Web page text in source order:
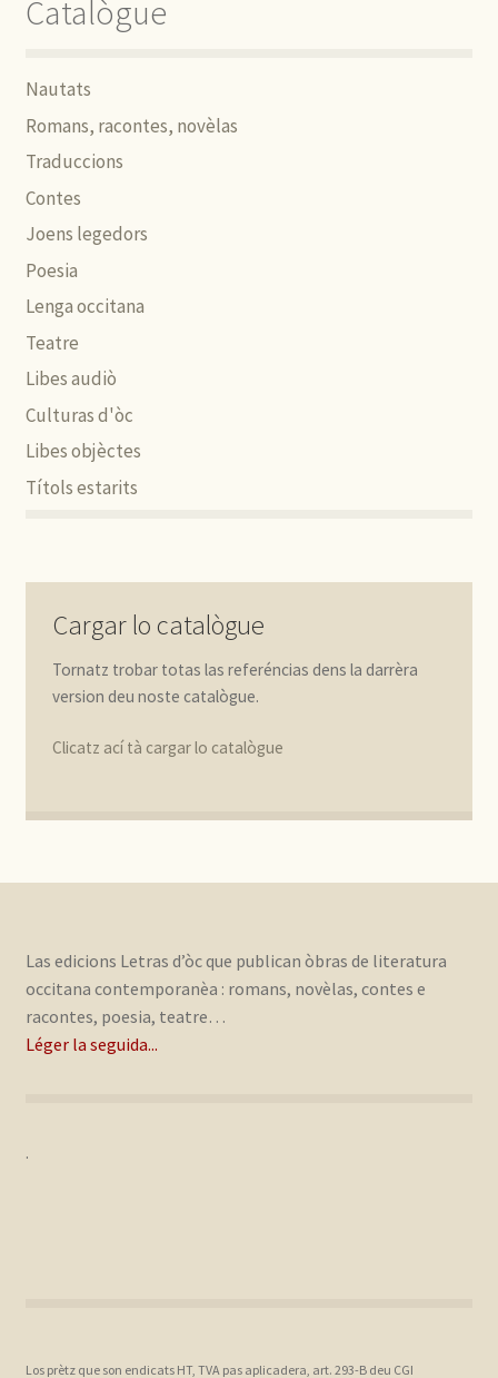
Catalògue
Nautats
Romans, racontes, novèlas
Traduccions
Contes
Joens legedors
Poesia
Lenga occitana
Teatre
Libes audiò
Culturas d'òc
Libes objèctes
Títols estarits
Cargar lo catalògue
Tornatz trobar totas las referéncias dens la darrèra
version deu noste catalògue.
Clicatz ací tà cargar lo catalògue
Las edicions Letras d’òc que publican òbras de literatura
occitana contemporanèa : romans, novèlas, contes e
racontes, poesia, teatre…
Léger la seguida...
.
Los prètz que son endicats HT, TVA pas aplicadera, art. 293-B deu CGI